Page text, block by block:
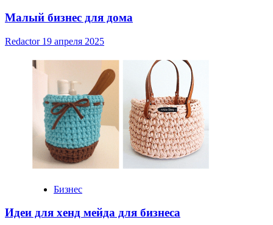
Малый бизнес для дома
Redactor 19 апреля 2025
Бизнес
Идеи для хенд мейда для бизнеса